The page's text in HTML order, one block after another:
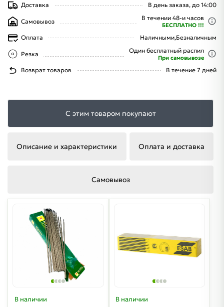
Доставка В день заказа, до 14:00
Самовывоз В течении 48-и часов
БЕСПЛАТНО !!!
Оплата Наличными,Безналичным
Резка Один бесплатный распил
При самовывозе
Возврат товаров В течение 7 дней
С этим товаром покупают
Описание и характеристики Оплата и доставка
Самовывоз
В наличии
В наличии